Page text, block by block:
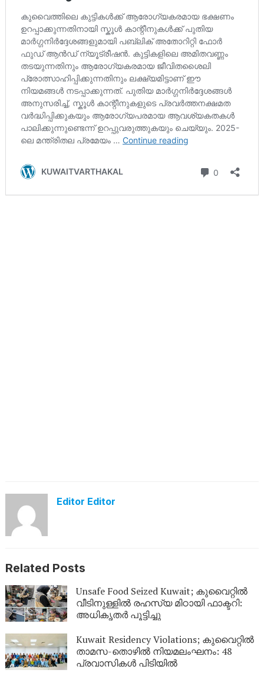
Editor Editor
Related Posts
Unsafe Food Seized Kuwait; കുവൈറ്റിൽ
വീടിനുള്ളിൽ രഹസ്യ മിഠായി ഫാക്ടറി:
അധികൃതർ പൂട്ടിച്ചു
Kuwait Residency Violations; കുവൈറ്റിൽ
താമസ-തൊഴിൽ നിയമലംഘനം: 48
പ്രവാസികൾ പിടിയിൽ